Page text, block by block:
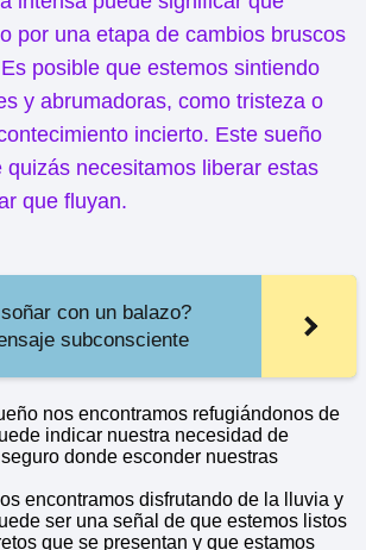
por una etapa de cambios bruscos
posible que estemos sintiendo
y abrumadoras, como tristeza o
incierto. Este sueño
quizás necesitamos liberar estas
que fluyan.
con un balazo?
subconsciente
nos encontramos refugiándonos de
indicar nuestra necesidad de
donde esconder nuestras
encontramos disfrutando de la lluvia y
ser una señal de que estemos listos
que se presentan y que estamos